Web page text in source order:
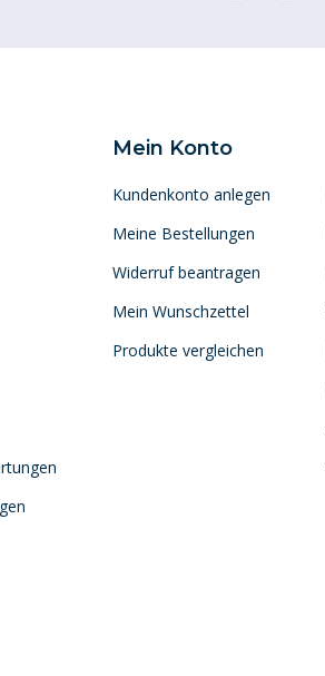
Mein Konto
Kundenkonto anlegen
Meine Bestellungen
Widerruf beantragen
Mein Wunschzettel
Produkte vergleichen